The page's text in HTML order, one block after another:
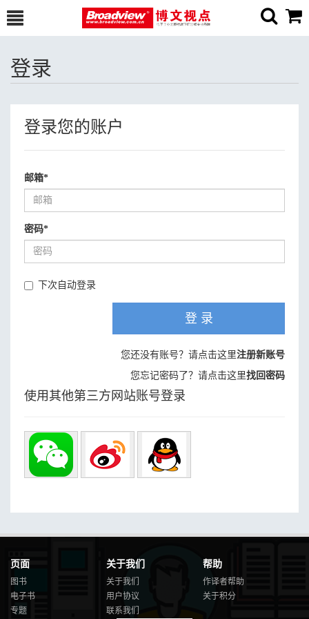
登录
登录您的账户
邮箱*
密码*
下次自动登录
登 录
您还没有账号？请点击这里注册新账号
您忘记密码了？请点击这里找回密码
使用其他第三方网站账号登录
页面
图书
电子书
专题
关于我们
关于我们
用户协议
联系我们
帮助
作译者帮助
关于积分